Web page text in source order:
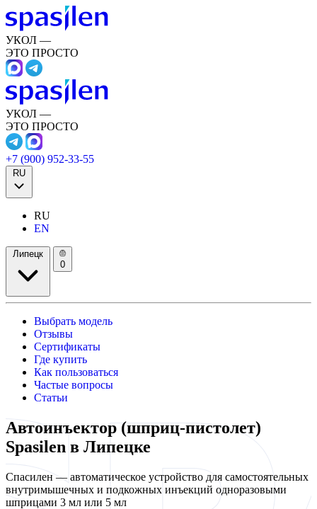
УКОЛ —
ЭТО ПРОСТО
УКОЛ —
ЭТО ПРОСТО
+7 (900) 952-33-55
RU
RU
EN
Липецк
0
Выбрать модель
Отзывы
Сертификаты
Где купить
Как пользоваться
Частые вопросы
Статьи
Автоинъектор (шприц-пистолет)
Spasilen в Липецке
Спасилен — автоматическое устройство для самостоятельных
внутримышечных и подкожных инъекций одноразовыми
шприцами 3 мл или 5 мл